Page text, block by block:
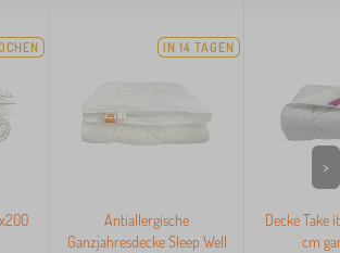
IN 14 TAGEN
Antiallergische
Ganzjahresdecke Sleep Well
Decke Take
cm
>